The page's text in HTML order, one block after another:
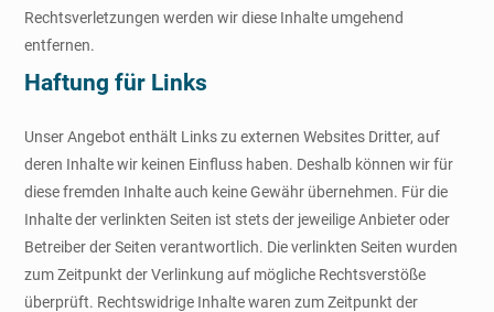
Rechtsverletzungen werden wir diese Inhalte umgehend
entfernen.
Haftung für Links
Unser Angebot enthält Links zu externen Websites Dritter, auf
deren Inhalte wir keinen Einfluss haben. Deshalb können wir für
diese fremden Inhalte auch keine Gewähr übernehmen. Für die
Inhalte der verlinkten Seiten ist stets der jeweilige Anbieter oder
Betreiber der Seiten verantwortlich. Die verlinkten Seiten wurden
zum Zeitpunkt der Verlinkung auf mögliche Rechtsverstöße
überprüft. Rechtswidrige Inhalte waren zum Zeitpunkt der